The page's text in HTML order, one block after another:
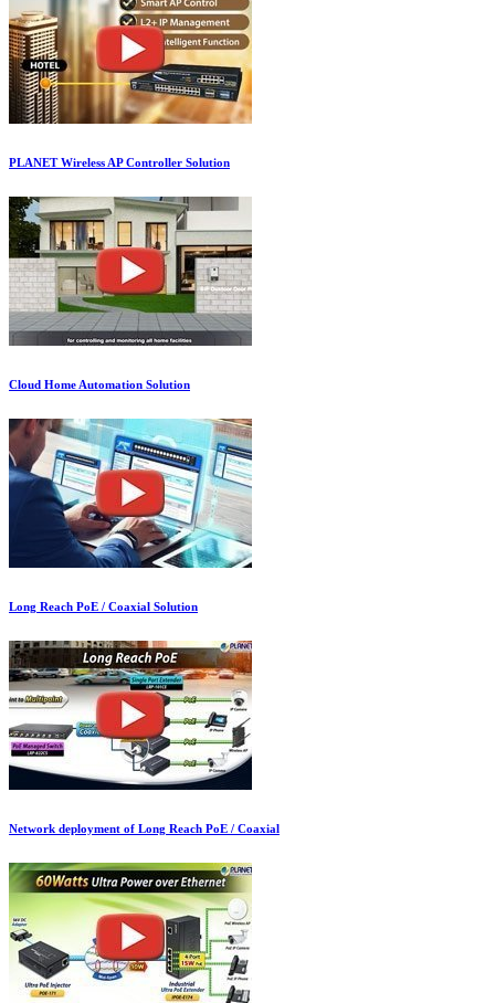
PLANET Wireless AP Controller Solution
Cloud Home Automation Solution
Long Reach PoE / Coaxial Solution
Network deployment of Long Reach PoE / Coaxial